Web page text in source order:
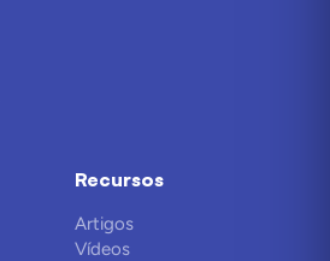
Recursos
Artigos
Vídeos